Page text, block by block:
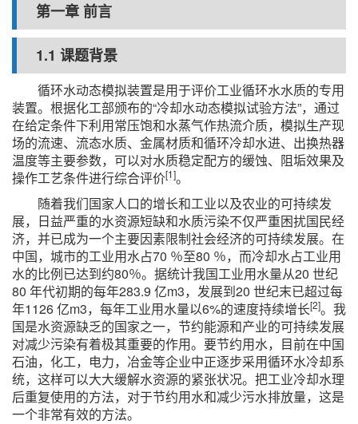
第一章 前言
1.1 课题背景
循环水动态模拟装置是用于评价工业循环水水质的专用
装置。根据化工部颁布的“冷却水动态模拟试验方法”，通过
在给定条件下利用常压饱和水蒸气作热流介质，模拟生产现
场的流速、流态水质、金属材质和循环冷却水进、出换热器
温度等主要参数，可以对水质稳定配方的缓蚀、阻垢效果及
操作工艺条件进行综合评价[1]。
随着我们国家人口的增长和工业以及农业的可持续发
展，日益严重的水资源短缺和水质污染不仅严重困扰国民经
济，并已成为一个主要因素限制社会经济的可持续发展。在
中国，城市的工业用水占70 ％至80 ％，而冷却水占工业用
水的比例已达到约80％。据统计我国工业用水量从20 世纪
80 年代初期的每年283.9 亿m3，发展到20 世纪末已超过每
年1126 亿m3，每年工业用水量以6%的速度持续增长[2]。我
国是水资源缺乏的国家之一，节约能源和产业的可持续发展
对减少污染有着极其重要的作用。要节约用水，目前在中国
石油，化工，电力，冶金等企业中正逐步采用循环水冷却系
统，这样可以大大缓解水资源的紧张状况。把工业冷却水理
后重复使用的方法，对于节约用水和减少污水排放量，这是
一个非常有效的方法。